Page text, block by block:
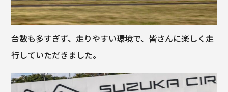
台数も多すぎず、走りやすい環境で、皆さんに楽しく走
行していただきました。